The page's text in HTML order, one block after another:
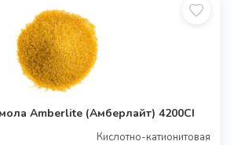
Amberlite (Амберлайт) 4200CI
Кислотно-катионитовая